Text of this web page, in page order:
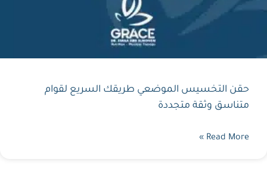
حقن التخسيس الموضعي طريقك السريع لقوام
متناسق وثقة متجددة
Read More »